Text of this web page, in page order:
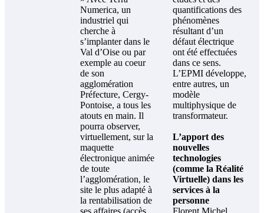
Numerica, un
industriel qui
cherche à
s’implanter dans le
Val d’Oise ou par
exemple au coeur
de son
agglomération
Préfecture, Cergy-
Pontoise, a tous les
atouts en main. Il
pourra observer,
virtuellement, sur la
maquette
électronique animée
de toute
l’agglomération, le
site le plus adapté à
la rentabilisation de
quantifications des
phénomènes
résultant d’un
défaut électrique
ont été effectuées
dans ce sens.
L’EPMI développe,
entre autres, un
modèle
multiphysique de
transformateur.
L’apport des
nouvelles
technologies
(comme la Réalité
Virtuelle) dans les
services à la
personne